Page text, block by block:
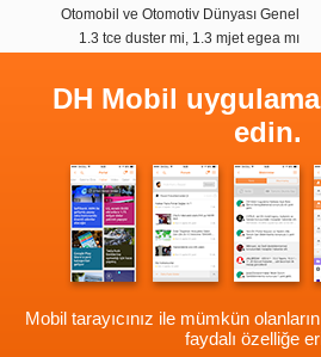
Otomobil ve Otomotiv Dünyası Genel
1.3 tce duster mi, 1.3 mjet egea mı
DH Mobil
edin.
Mobil tarayıcınız ile mümkün
faydalı özelliğe